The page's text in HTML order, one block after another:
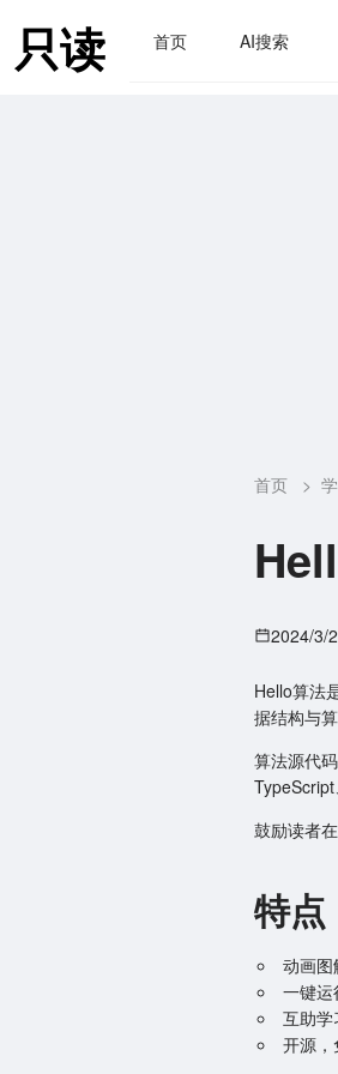
只读 首页 AI搜索
首页 >
2024/3/
Hello算法
据结构与
算法源代
鼓励读者
特点
动画
一键
互助
开源，